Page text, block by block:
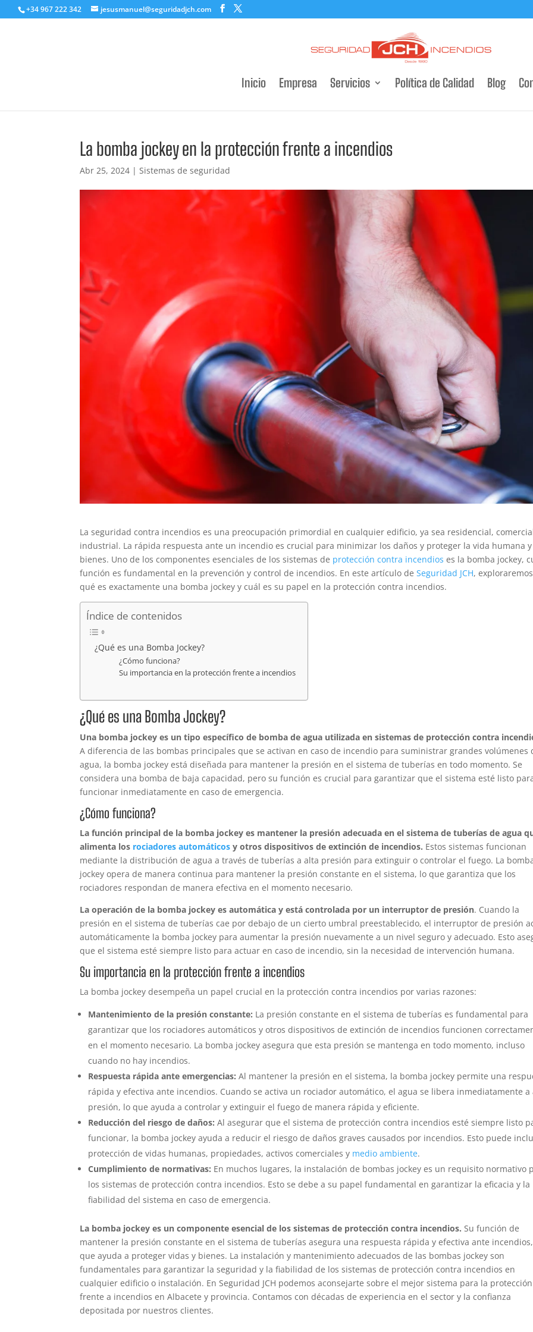
+34 967 222 342 jesusmanuel@seguridadjch.com
Inicio Empresa Servicios Política de Calidad Blog
La bomba jockey en la protección frente a incendios
Abr 25, 2024 |Sistemas de seguridad
La seguridad contra incendios es una preocupación primordial en cualquier edificio, ya sea residencial,
industrial. La rápida respuesta ante un incendio es crucial para minimizar los daños y proteger la vida humana y
bienes. Uno de los componentes esenciales de los sistemas de protección contra incendios es la bomba jockey,
función es fundamental en la prevención y control de incendios. En este artículo de Seguridad JCH, exploraremos
qué es exactamente una bomba jockey y cuál es su papel en la protección contra incendios.
Índice de contenidos
¿Qué es una Bomba Jockey?
¿Cómo funciona?
Su importancia en la protección frente a incendios
¿Qué es una Bomba Jockey?
Una bomba jockey es un tipo específico de bomba de agua utilizada en sistemas de protección contra
A diferencia de las bombas principales que se activan en caso de incendio para suministrar grandes volúmenes
agua, la bomba jockey está diseñada para mantener la presión en el sistema de tuberías en todo momento. Se
considera una bomba de baja capacidad, pero su función es crucial para garantizar que el sistema esté listo
funcionar inmediatamente en caso de emergencia.
¿Cómo funciona?
La función principal de la bomba jockey es mantener la presión adecuada en el sistema de tuberías de agua
alimenta los rociadores automáticos y otros dispositivos de extinción de incendios. Estos sistemas funcionan
mediante la distribución de agua a través de tuberías a alta presión para extinguir o controlar el fuego. La
jockey opera de manera continua para mantener la presión constante en el sistema, lo que garantiza que los
rociadores respondan de manera efectiva en el momento necesario.
La operación de la bomba jockey es automática y está controlada por un interruptor de presión. Cuando la
presión en el sistema de tuberías cae por debajo de un cierto umbral preestablecido, el interruptor de presión
automáticamente la bomba jockey para aumentar la presión nuevamente a un nivel seguro y adecuado. Esto
que el sistema esté siempre listo para actuar en caso de incendio, sin la necesidad de intervención humana.
Su importancia en la protección frente a incendios
La bomba jockey desempeña un papel crucial en la protección contra incendios por varias razones:
Mantenimiento de la presión constante: La presión constante en el sistema de tuberías es fundamental para
garantizar que los rociadores automáticos y otros dispositivos de extinción de incendios funcionen
en el momento necesario. La bomba jockey asegura que esta presión se mantenga en todo momento, incluso
cuando no hay incendios.
Respuesta rápida ante emergencias: Al mantener la presión en el sistema, la bomba jockey permite una
rápida y efectiva ante incendios. Cuando se activa un rociador automático, el agua se libera inmediatamente a
presión, lo que ayuda a controlar y extinguir el fuego de manera rápida y eficiente.
Reducción del riesgo de daños: Al asegurar que el sistema de protección contra incendios esté siempre listo
funcionar, la bomba jockey ayuda a reducir el riesgo de daños graves causados por incendios. Esto puede
protección de vidas humanas, propiedades, activos comerciales y medio ambiente.
Cumplimiento de normativas: En muchos lugares, la instalación de bombas jockey es un requisito normativo
los sistemas de protección contra incendios. Esto se debe a su papel fundamental en garantizar la eficacia y la
fiabilidad del sistema en caso de emergencia.
La bomba jockey es un componente esencial de los sistemas de protección contra incendios. Su función de
mantener la presión constante en el sistema de tuberías asegura una respuesta rápida y efectiva ante
que ayuda a proteger vidas y bienes. La instalación y mantenimiento adecuados de las bombas jockey son
fundamentales para garantizar la seguridad y la fiabilidad de los sistemas de protección contra incendios en
cualquier edificio o instalación. En Seguridad JCH podemos aconsejarte sobre el mejor sistema para la protección
frente a incendios en Albacete y provincia. Contamos con décadas de experiencia en el sector y la confianza
depositada por nuestros clientes.